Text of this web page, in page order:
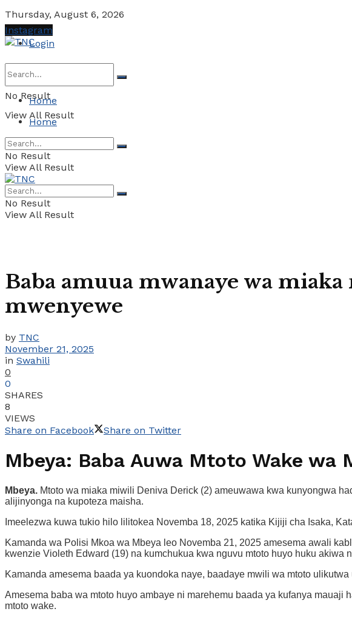
Thursday, August 6, 2026
Login
No Result
View All Result
Instagram
Home
Home
No Result
View All Result
No Result
View All Result
Baba amuua mwanaye wa
mwenyewe
by TNC
November 21, 2025
in Swahili
0
0
SHARES
8
VIEWS
Share on Facebook
Share on Twitter
Mbeya: Baba Auwa Mtoto Wake wa
Mbeya. Mtoto wa miaka miwili Deniva Derick (2) ameuwawa kwa kunyongwa
alijinyonga na kupoteza maisha.
Imeelezwa kuwa tukio hilo lilitokea Novemba 18, 2025 katika Kijiji cha Isaka,
Kamanda wa Polisi Mkoa wa Mbeya leo Novemba 21, 2025 amesema awali
kwenzie Violeth Edward (19) na kumchukua kwa nguvu mtoto huyo huku akiwa
Kamanda amesema baada ya kuondoka naye, baadaye mwili wa mtoto
Amesema baba wa mtoto huyo ambaye ni marehemu baada ya kufanya
mtoto wake.